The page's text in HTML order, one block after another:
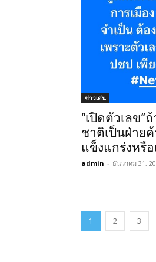
ข่าวเด่น
“เปิดตัวเลข”
ชาติเป็นฝ่าย
แข็งแกร่งหรือ
admin - ธันวาคม 31,
1 2 3